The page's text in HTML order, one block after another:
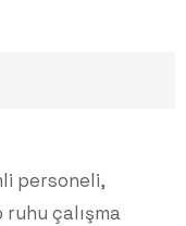
personeli,
çalışma